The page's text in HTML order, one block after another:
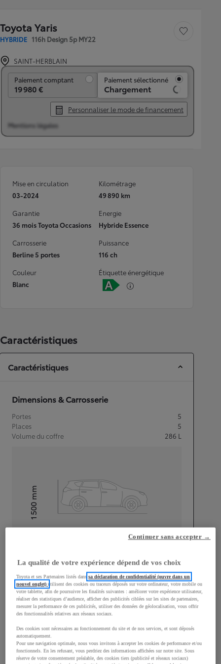
Toyota Yaris
HYBRIDE 116h Design 5p MY22
Sauvegarder le
SAINT-HERBLAIN
Paiement comptant
19 980 €
Paiement sélectionné
Chargement
Personnaliser le mode de financement
Mentions légales
Mise en circulation
03-2024
Kilométrage
49 890 km
Garantie
36 mois Toyota Occasions
Energie
Hybride Essence
Carrosserie
Berline 5 portes
Puissance
116 ch
Couleur
Blanc
Étiquette énergétique
Caractéristiques
Caractéristiques
Dimensions & Carrosserie
Portes
5
Places
5
Volume du coffre
286 L
Hauteur1 500
mm
Largeur
1 745mm
Consommation mixte
La qualité de votre expérience dépend de vos choix
Toyota et ses Partenaires listés danssa déclaration de confidentialité (ouvre dans un
nouvel onglet)utilisent des cookies ou traceurs déposés sur votre ordinateur, votre mobile ou
votre tablette, afin de poursuivre les finalités suivantes : améliorer votre expérience utilisateur,
réaliser des statistiques d’audience, afficher des publicités ciblées sur les sites de partenaires,
mesurer la performance de ces publicités, utiliser des données de géolocalisation, vous offrir
des fonctionnalités relatives aux réseaux sociaux.
Des cookies sont nécessaires au fonctionnement du site et de nos services, et sont déposés
automatiquement.
Pour une navigation optimale, nous vous invitons à accepter les cookies de performance et/ou
fonctionnels. En les refusant, vous perdriez des informations affichées sur notre site. Sous
réserve de votre consentement préalable, des cookies tiers (publicité et réseaux sociaux)
Continuer sans accepter →